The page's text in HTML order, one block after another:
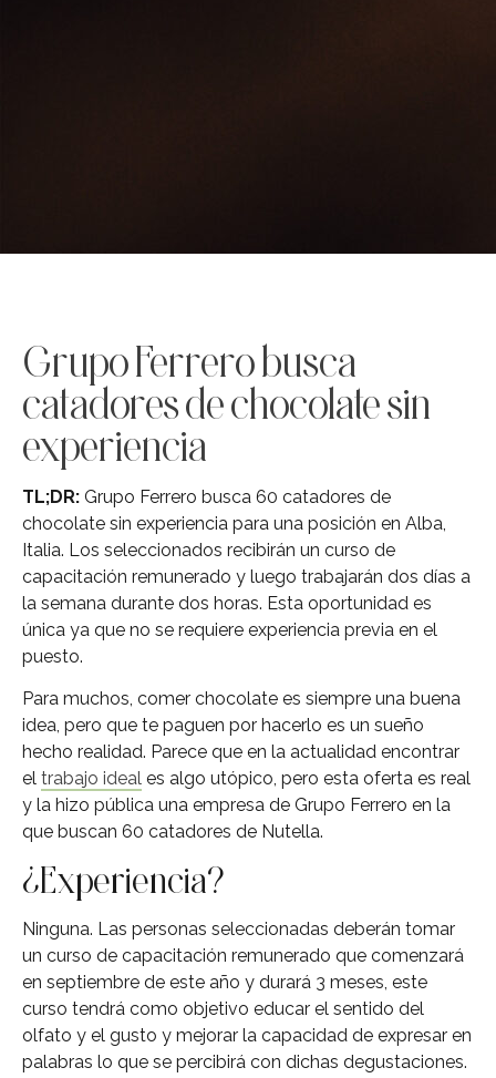
Grupo Ferrero busca
catadores de chocolate sin
experiencia
TL;DR: Grupo Ferrero busca 60 catadores de
chocolate sin experiencia para una posición en Alba,
Italia. Los seleccionados recibirán un curso de
capacitación remunerado y luego trabajarán dos días a
la semana durante dos horas. Esta oportunidad es
única ya que no se requiere experiencia previa en el
puesto.
Para muchos, comer chocolate es siempre una buena
idea, pero que te paguen por hacerlo es un sueño
hecho realidad. Parece que en la actualidad encontrar
el trabajo ideal es algo utópico, pero esta oferta es real
y la hizo pública una empresa de Grupo Ferrero en la
que buscan 60 catadores de Nutella.
¿Experiencia?
Ninguna. Las personas seleccionadas deberán tomar
un curso de capacitación remunerado que comenzará
en septiembre de este año y durará 3 meses, este
curso tendrá como objetivo educar el sentido del
olfato y el gusto y mejorar la capacidad de expresar en
palabras lo que se percibirá con dichas degustaciones.